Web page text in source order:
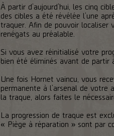
À partir d’aujourd’hui, les cinq
des cibles a été révélée l’une
traquer. Afin de pouvoir localiser
renégats au préalable.
Si vous avez réinitialisé votre
bien été éliminés avant de partir
Une fois Hornet vaincu, vous
permanente à l’arsenal de
la traque, alors faites le
La progression de traque est
« Piège à réparation » sont par